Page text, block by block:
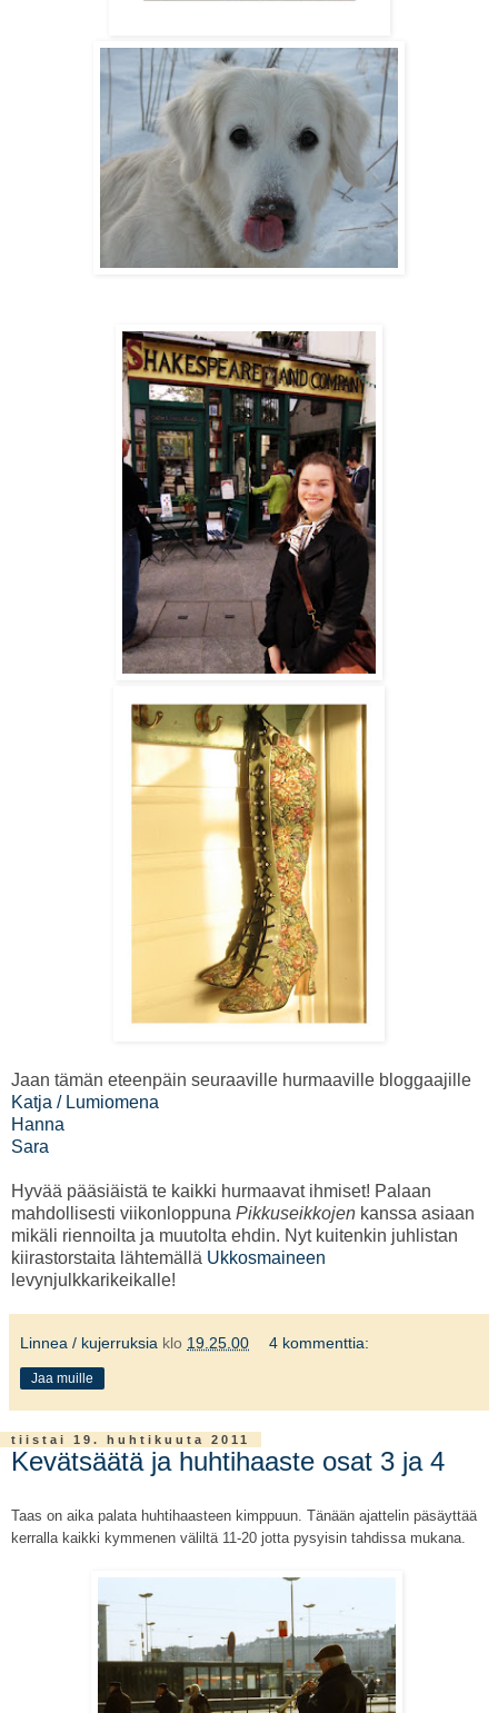
Jaan tämän eteenpäin seuraaville hurmaaville bloggaajille
Katja / Lumiomena
Hanna
Sara
Hyvää pääsiäistä te kaikki hurmaavat ihmiset! Palaan
mahdollisesti viikonloppuna Pikkuseikkojen kanssa asiaan
mikäli riennoilta ja muutolta ehdin. Nyt kuitenkin juhlistan
kiirastorstaita lähtemällä Ukkosmaineen
levynjulkkarikeikalle!
Linnea / kujerruksia klo 19.25.00 4 kommenttia:
Jaa muille
tiistai 19. huhtikuuta 2011
Kevätsäätä ja huhtihaaste osat 3 ja 4
Taas on aika palata huhtihaasteen kimppuun. Tänään ajattelin päsäyttää
kerralla kaikki kymmenen väliltä 11-20 jotta pysyisin tahdissa mukana.